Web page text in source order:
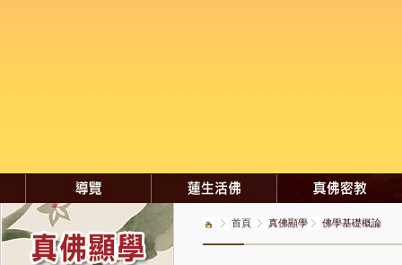
首頁 真佛顯學 佛學基礎概論